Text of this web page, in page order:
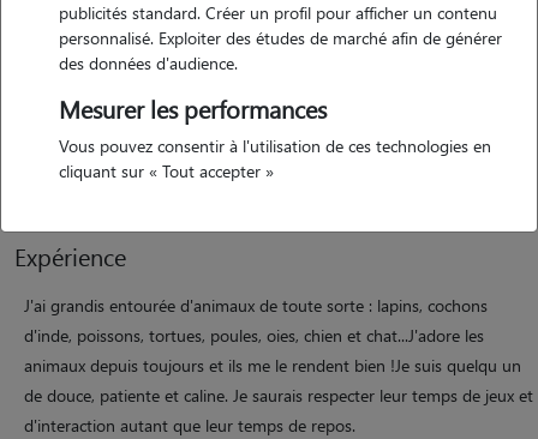
Leur compagnie me manque terriblement !Je réside loin de la
campagne depuis quelques années maintenant et considère ma vie
en appartement incompatible avec la liberté que j'estime devoir
apporter a mes compagnons a long terme.C'est pourquoi je n'en ai
directs quelques semaines ou week-end
Expérience
J'ai grandis entourée d'animaux de toute sorte : lapins, cochons
d'inde, poissons, tortues, poules, oies, chien et chat...J'adore les
animaux depuis toujours et ils me le rendent bien !Je suis quelqu un
de douce, patiente et caline. Je saurais respecter leur temps de jeux et
d'interaction autant que leur temps de repos.
publicités standard. Créer un profil pour afficher un contenu
personnalisé. Exploiter des études de marché afin de générer
des données d'audience.
Mesurer les performances
Vous pouvez consentir à l'utilisation de ces technologies en
cliquant sur « Tout accepter »